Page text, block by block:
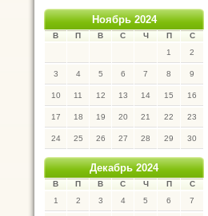
Ноябрь 2024
В П В С Ч П
С
1
2
3 4 5 6 7 8 9
10 11 12 13 14 15 16
17 18 19 20 21 22 23
24 25 26 27 28 29 30
Декабрь 2024
В П В С Ч П
С
1
2 3 4 5 6 7